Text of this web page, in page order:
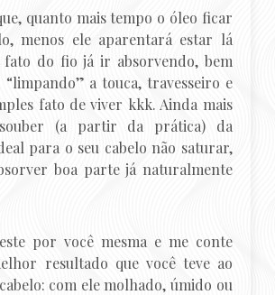
quanto mais tempo o óleo ficar
menos ele aparentará estar lá
fato do fio já ir absorvendo, bem
a touca, travesseiro e
fato de viver kkk. Ainda mais
(a partir da prática) da
para o seu cabelo não saturar,
boa parte já naturalmente
por você mesma e me conte
resultado que você teve ao
com ele molhado, úmido ou